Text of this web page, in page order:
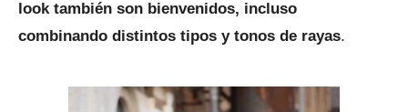
look también son bienvenidos, incluso
combinando distintos tipos y tonos de rayas.